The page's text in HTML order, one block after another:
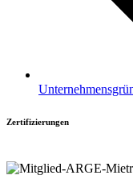
Zertifizierungen